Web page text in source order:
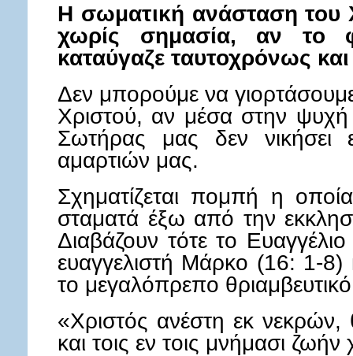
Η σωματική ανάσταση του
χωρίς σημασία, αν το
καταύγαζε ταυτοχρόνως
Δεν μπορούμε να
Χριστού, αν μέσα στην
Σωτήρας μας δεν νικήσει
αμαρτιών μας.
Σχηματίζεται πομπή η
σταματά έξω από την
Διαβάζουν τότε το
ευαγγελιστή Μάρκο (16: 1-8)
το μεγαλόπρεπο
«Χριστός ανέστη εκ
και τοις εν τοις μνήμασι